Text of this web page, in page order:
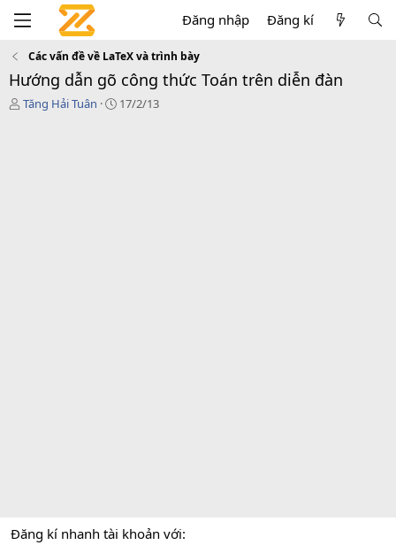
Đăng nhập Đăng kí
Các vấn đề về LaTeX và trình bày
Hướng dẫn gõ công thức Toán trên diễn đàn
T
Tăng Hải Tuân
N
17/2/13
Đăng kí nhanh tài khoản với